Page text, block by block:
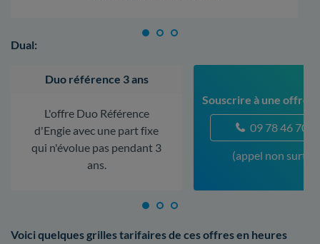
Dual:
Duo référence 3 ans
L'offre Duo Référence
d'Engie avec une part fixe
qui n'évolue pas pendant 3
ans.
Souscrire à une offre
09 78 46 70
(appel non
Voici quelques grilles tarifaires de ces offres en heures